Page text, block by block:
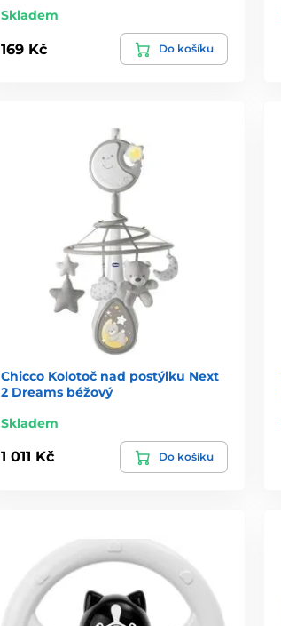
Skladem
169 Kč Do košíku
Chicco Kolotoč nad postýlku Next
2 Dreams béžový
Skladem
1 011 Kč Do košíku